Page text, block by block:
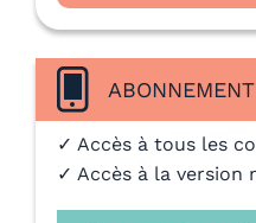
✓ Accès à tous les
✓ Accès à la version